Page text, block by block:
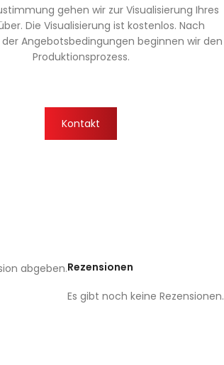
gehen wir zur Visualisierung Ihres
Die Visualisierung ist kostenlos. Nach
Angebotsbedingungen beginnen wir den
Produktionsprozess.
Kontakt
Rezensionen
Es gibt noch keine Rezensionen.
abgeben.